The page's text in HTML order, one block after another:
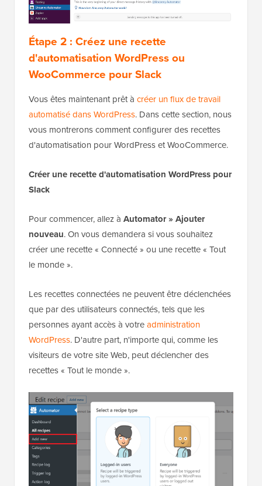
Étape 2 : Créez une recette
d'automatisation WordPress ou
WooCommerce pour Slack
Vous êtes maintenant prêt à créer un flux de travail
automatisé dans WordPress. Dans cette section, nous
vous montrerons comment configurer des recettes
d'automatisation pour WordPress et WooCommerce.
Créer une recette d'automatisation WordPress pour
Slack
Pour commencer, allez à Automator » Ajouter
nouveau. On vous demandera si vous souhaitez
créer une recette « Connecté » ou une recette « Tout
le monde ».
Les recettes connectées ne peuvent être déclenchées
que par des utilisateurs connectés, tels que les
personnes ayant accès à votreadministration
WordPress. D'autre part, n'importe qui, comme les
visiteurs de votre site Web, peut déclencher des
recettes « Tout le monde ».